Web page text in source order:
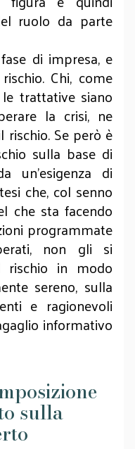
ruolo da parte
di impresa, e
Chi, come
le trattative siano
la crisi, ne
Se però è
sulla base di
un’esigenza di
che, col senno
che sta facendo
programmate
non gli si
rischio in modo
sereno, sulla
e ragionevoli
informativo
sulla